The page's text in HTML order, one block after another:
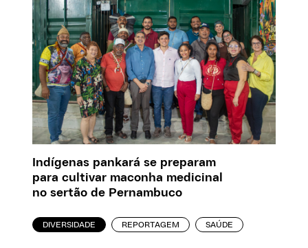
Indígenas pankará se preparam
para cultivar maconha medicinal
no sertão de Pernambuco
DIVERSIDADE REPORTAGEM SAÚDE